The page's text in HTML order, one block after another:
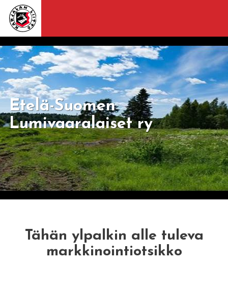
Etelä-Suomen
Lumivaaralaiset ry
Tähän ylpalkin alle tuleva
markkinointiotsikko